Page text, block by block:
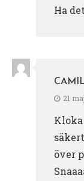
Ha
21
över